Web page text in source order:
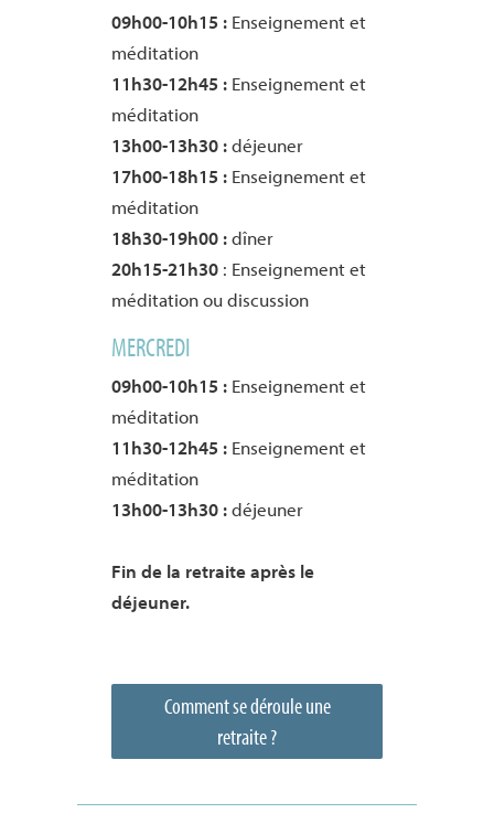
09h00-10h15 :Enseignement et
méditation
11h30-12h45 :Enseignement et
méditation
13h00-13h30 :déjeuner
17h00-18h15 :Enseignement et
méditation
18h30-19h00 :dîner
20h15-21h30: Enseignement et
méditation ou discussion
MERCREDI
09h00-10h15 :Enseignement et
méditation
11h30-12h45 :Enseignement et
méditation
13h00-13h30 :déjeuner
Fin de la retraite après le
déjeuner.
Comment se déroule une
retraite ?